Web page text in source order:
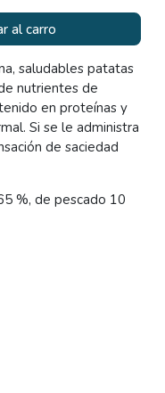
al carro
saludables patatas
nutrientes de
en proteínas y
Si se le administra
de saciedad
%, de pescado 10